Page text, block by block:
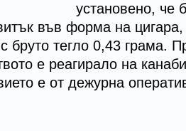
установено, че
във форма на
бруто тегло 0,43 грама.
е реагирало на
е от дежурна